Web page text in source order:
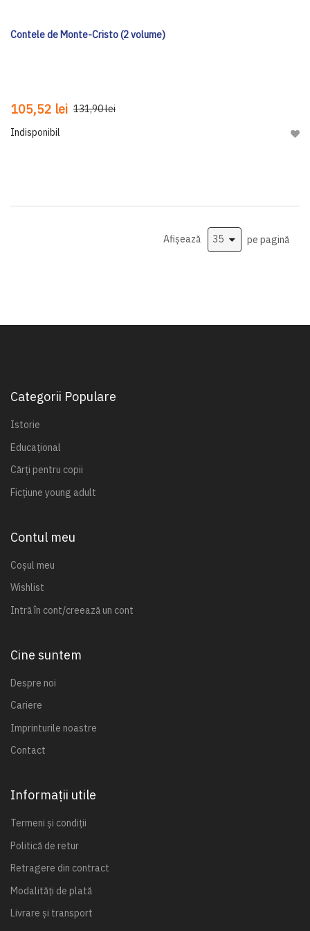
Contele de Monte-Cristo (2 volume)
105,52 lei 131,90 lei
Indisponibil
Afișează pe pagină
Categorii Populare
Istorie
Educațional
Cărți pentru copii
Ficțiune young adult
Contul meu
Coșul meu
Wishlist
Intră în cont/creează un cont
Cine suntem
Despre noi
Cariere
Imprinturile noastre
Contact
Informații utile
Termeni și condiții
Politică de retur
Retragere din contract
Modalități de plată
Livrare și transport